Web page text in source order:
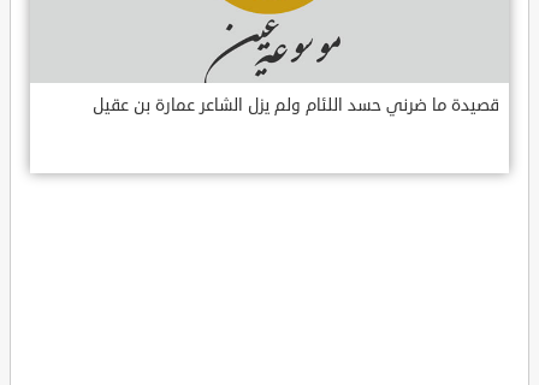
قصيدة ما ضرني حسد اللئام ولم يزل الشاعر عمارة بن عقيل